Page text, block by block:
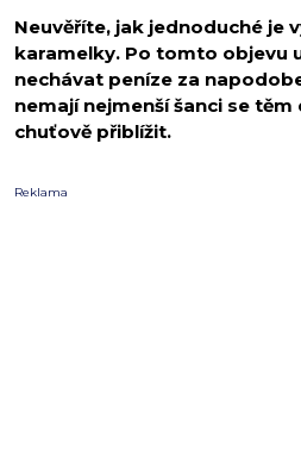
Neuvěříte, jak jednoduché je
karamelky. Po tomto objevu
nechávat peníze za
nemají nejmenší šanci se
chuťově přiblížit.
Reklama